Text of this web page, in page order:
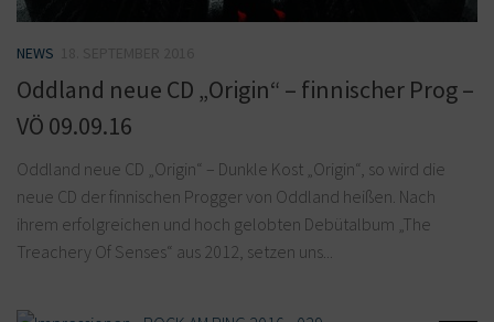
NEWS
Oddland neue CD „Origin“ – finnischer Prog –
VÖ 09.09.16
Oddland neue CD „Origin“ – Dunkle Kost „Origin“, so wird die
neue CD der finnischen Progger von Oddland heißen. Nach
ihrem erfolgreichen und hoch gelobten Debütalbum „The
Treachery Of Senses“ aus 2012, setzen uns...